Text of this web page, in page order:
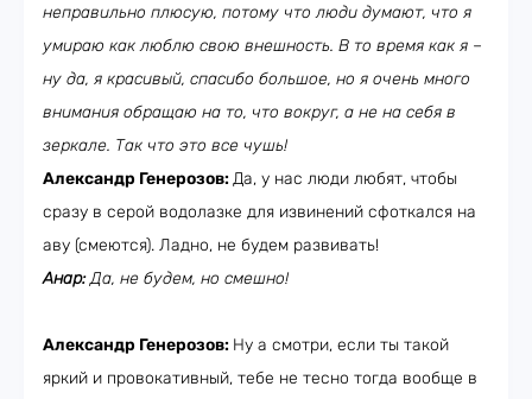
неправильно плюсую, потому что люди думают, что я
умираю как люблю свою внешность. В то время как я –
ну да, я красивый, спасибо большое, но я очень много
внимания обращаю на то, что вокруг, а не на себя в
зеркале. Так что это все чушь!
Александр Генерозов:Да, у нас люди любят, чтобы
сразу в серой водолазке для извинений сфоткался на
аву (смеются). Ладно, не будем развивать!
Анар:Да, не будем, но смешно!
Александр Генерозов: Ну а смотри, если ты такой
яркий и провокативный, тебе не тесно тогда вообще в